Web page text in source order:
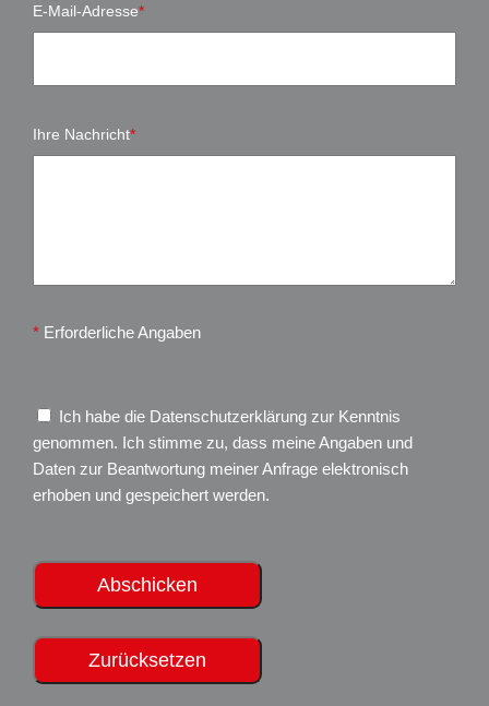
E-Mail-Adresse*
Ihre Nachricht*
* Erforderliche Angaben
Ich habe die Datenschutzerklärung zur Kenntnis
genommen. Ich stimme zu, dass meine Angaben und
Daten zur Beantwortung meiner Anfrage elektronisch
erhoben und gespeichert werden.